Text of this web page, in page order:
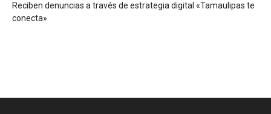
Reciben denuncias a través de estrategia digital «Tamaulipas te
conecta»